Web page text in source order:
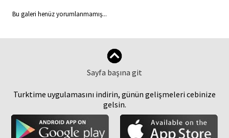
Bu galeri henüz yorumlanmamış...
Sayfa başına git
Turktime uygulamasını indirin, günün gelişmeleri cebinize
gelsin.